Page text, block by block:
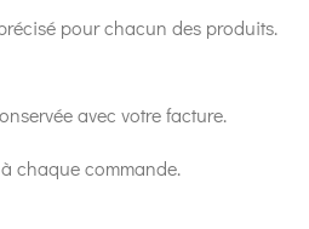
pour chacun des produits.
avec votre facture.
chaque commande.